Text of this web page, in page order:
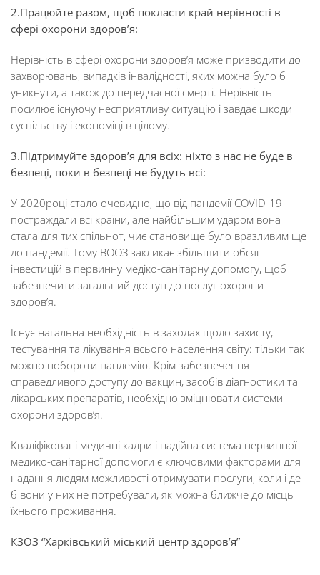
2.Працюйте разом, щоб покласти край нерівності в
сфері охорони здоров’я:
Нерівність в сфері охорони здоров’я може призводити до
захворювань, випадків інвалідності, яких можна було б
уникнути, а також до передчасної смерті. Нерівність
посилює існуючу несприятливу ситуацію і завдає шкоди
суспільству і економіці в цілому.
3.Підтримуйте здоров’я для всіх: ніхто з нас не буде в
безпеці, поки в безпеці не будуть всі:
У 2020році стало очевидно, що від пандемії COVID-19
постраждали всі країни, але найбільшим ударом вона
стала для тих спільнот, чиє становище було вразливим ще
до пандемії. Тому ВООЗ закликає збільшити обсяг
інвестицій в первинну медіко-санітарну допомогу, щоб
забезпечити загальний доступ до послуг охорони
здоров’я.
Існує нагальна необхідність в заходах щодо захисту,
тестування та лікування всього населення світу: тільки так
можно побороти пандемію. Крім забезпечення
справедливого доступу до вакцин, засобів діагностики та
лікарських препаратів, необхідно зміцнювати системи
охорони здоров’я.
Кваліфіковані медичні кадри і надійна система первинної
медико-санітарної допомоги є ключовими факторами для
надання людям можливості отримувати послуги, коли і де
б вони у них не потребували, як можна ближче до місць
їхнього проживання.
КЗОЗ “Харківський міський центр здоров’я”